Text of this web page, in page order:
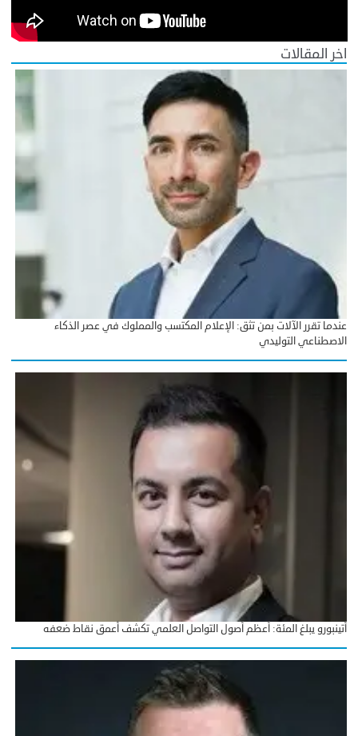
اخر المقالات
عندما تقرر الآلات بمن تثق: الإعلام المكتسب والمملوك في عصر الذكاء
الاصطناعي التوليدي
أتينبورو يبلغ المئة: أعظم أصول التواصل العلمي تكشف أعمق نقاط ضعفه